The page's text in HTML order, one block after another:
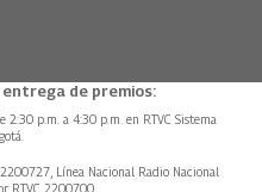
de premios:
2:30 p.m. a 4:30 p.m. en RTVC Sistema
Línea Nacional Radio Nacional
RTVC 2200700